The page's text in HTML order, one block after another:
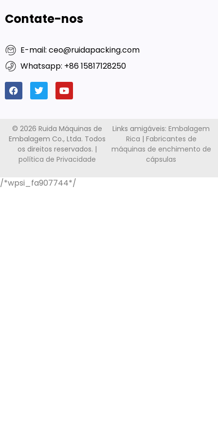
Contate-nos
E-mail: ceo@ruidapacking.com
Whatsapp: +86 15817128250
© 2026 Ruida Máquinas de
Embalagem Co., Ltda. Todos
os direitos reservados. |
Links amigáveis:Embalagem
Rica| Fabricantes de
máquinas de enchimento de